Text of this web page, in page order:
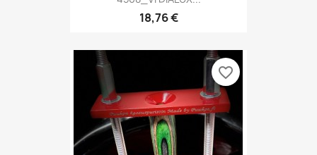
18,76 €
favorite_border